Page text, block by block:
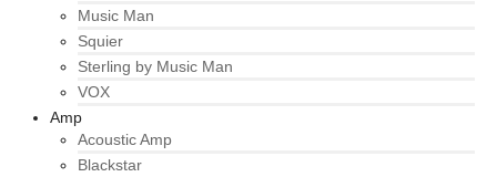
Music Man
Squier
Sterling by Music Man
VOX
Amp
Acoustic Amp
Blackstar